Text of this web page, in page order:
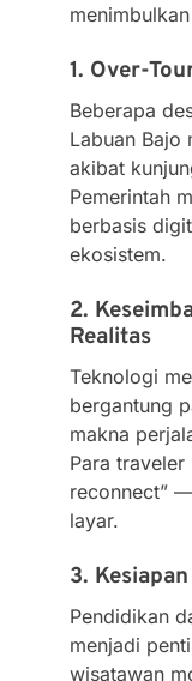
1. Over-
Beberapa
Labuan Bajo
akibat
Pemerintah
berbasis
ekosistem.
2.
Realitas
Teknologi
bergantung
makna
Para
reconnect”
layar.
3.
Pendidikan
menjadi
wisatawan